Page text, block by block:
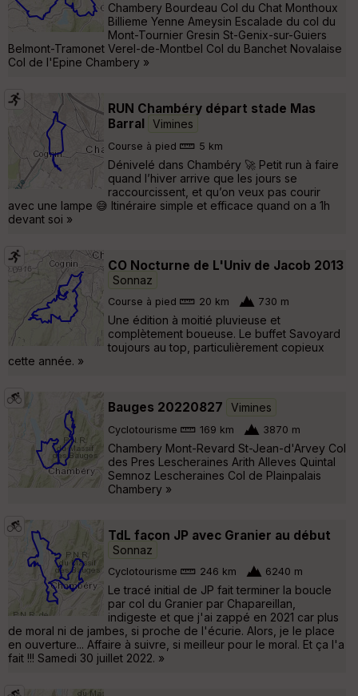
Chambery Bourdeau Col du Chat Monthoux
Billieme Yenne Ameysin Escalade du col du
Mont-Tournier Gresin St-Genix-sur-Guiers
Belmont-Tramonet Verel-de-Montbel Col du Banchet Novalaise
Col de l'Epine Chambery »
RUN Chambéry départ stade Mas
Barral
Vimines
Course à pied 5 km
Dénivelé dans Chambéry 🚀 Petit run à faire
quand l’hiver arrive que les jours se
raccourcissent, et qu’on veux pas courir
avec une lampe 😅 Itinéraire simple et efficace quand on a 1h
devant soi »
CO Nocturne de L'Univ de Jacob 2013
Sonnaz
Course à pied 20 km 730 m
Une édition à moitié pluvieuse et
complètement boueuse. Le buffet Savoyard
toujours au top, particulièrement copieux
cette année. »
Bauges 20220827 Vimines
Cyclotourisme 169 km 3870 m
Chambery Mont-Revard St-Jean-d'Arvey Col
des Pres Lescheraines Arith Alleves Quintal
Semnoz Lescheraines Col de Plainpalais
Chambery »
TdL façon JP avec Granier au début
Sonnaz
Cyclotourisme 246 km 6240 m
Le tracé initial de JP fait terminer la boucle
par col du Granier par Chapareillan,
indigeste et que j'ai zappé en 2021 car plus
de moral ni de jambes, si proche de l'écurie. Alors, je le place
en ouverture... Affaire à suivre, si meilleur pour le moral. Et ça l'a
fait !!! Samedi 30 juillet 2022. »